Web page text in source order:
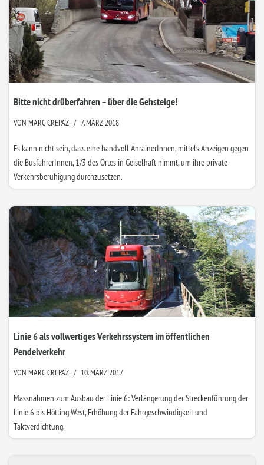
Bitte nicht drüberfahren – über die Gehsteige!
VON MARC CREPAZ 7. MÄRZ 2018
Es kann nicht sein, dass eine handvoll AnrainerInnen, mittels Anzeigen gegen
die BusfahrerInnen, 1/3 des Ortes in Geiselhaft nimmt, um ihre private
Verkehrsberuhigung durchzusetzen.
Linie 6 als vollwertiges Verkehrssystem im öffentlichen
Pendelverkehr
VON MARC CREPAZ 10. MÄRZ 2017
Massnahmen zum Ausbau der Linie 6: Verlängerung der Streckenführung der
Linie 6 bis Hötting West, Erhöhung der Fahrgeschwindigkeit und
Taktverdichtung.